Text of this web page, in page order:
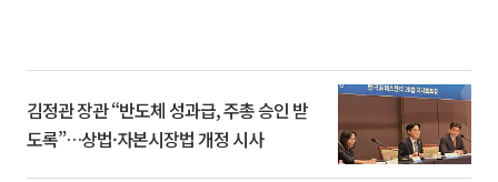
김정관 장관 “반도체 성과급, 주총 승인 받
도록”…상법·자본시장법 개정 시사